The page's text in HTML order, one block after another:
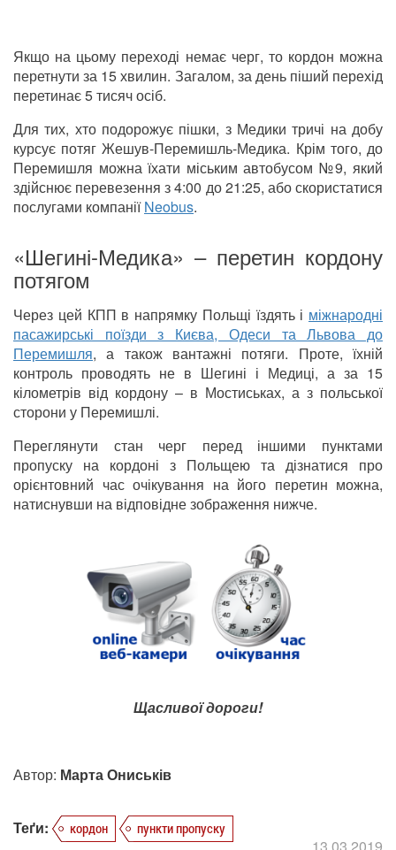
Якщо на цьому переході немає черг, то кордон можна
перетнути за 15 хвилин. Загалом, за день піший перехід
перетинає 5 тисяч осіб.
Для тих, хто подорожує пішки, з Медики тричі на добу
курсує потяг Жешув-Перемишль-Медика. Крім того, до
Перемишля можна їхати міським автобусом №9, який
здійснює перевезення з 4:00 до 21:25, або скористатися
послугами компаніїNeobus.
«Шегині-Медика» – перетин кордону
потягом
Через цей КПП в напрямку Польщі їздять і міжнародні
пасажирські поїзди з Києва, Одеси та Львова до
Перемишля, а також вантажні потяги. Проте, їхній
контроль проводять не в Шегині і Медиці, а за 15
кілометрів від кордону – в Мостиськах, а з польської
сторони у Перемишлі.
Переглянути стан черг перед іншими пунктами
пропуску на кордоні з Польщею та дізнатися про
орієнтовний час очікування на його перетин можна,
натиснувши на відповідне зображення нижче.
Щасливої дороги!
Автор: Марта Ониськів
Теґи: кордон пункти пропуску